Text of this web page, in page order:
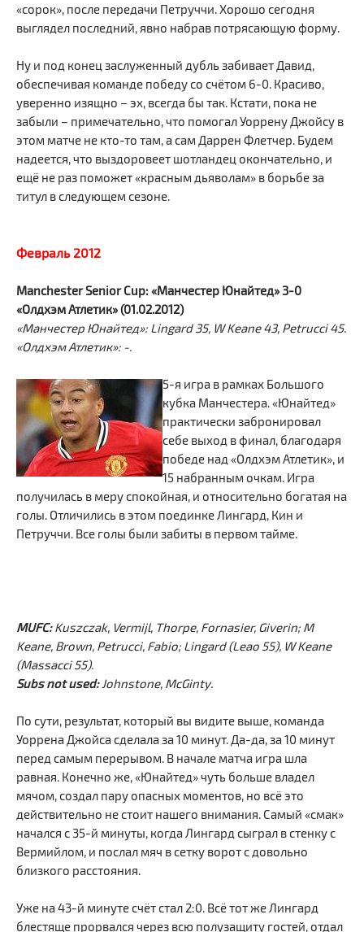
«сорок», после передачи Петруччи. Хорошо сегодня
выглядел последний, явно набрав потрясающую форму.
Ну и под конец заслуженный дубль забивает Давид,
обеспечивая команде победу со счётом 6-0. Красиво,
уверенно изящно – эх, всегда бы так. Кстати, пока не
забыли – примечательно, что помогал Уоррену Джойсу в
этом матче не кто-то там, а сам Даррен Флетчер. Будем
надеется, что выздоровеет шотландец окончательно, и
ещё не раз поможет «красным дьяволам» в борьбе за
титул в следующем сезоне.
Февраль 2012
Manchester Senior Cup: «Манчестер Юнайтед» 3-0
«Олдхэм Атлетик» (01.02.2012)
«Манчестер Юнайтед»: Lingard 35, W Keane 43, Petrucci 45.
«Олдхэм Атлетик»: -.
5-я игра в рамках Большого
кубка Манчестера. «Юнайтед»
практически забронировал
себе выход в финал, благодаря
победе над «Олдхэм Атлетик», и
15 набранным очкам. Игра
получилась в меру спокойная, и относительно богатая на
голы. Отличились в этом поединке Лингард, Кин и
Петруччи. Все голы были забиты в первом тайме.
MUFC:Kuszczak, Vermijl, Thorpe, Fornasier, Giverin; M
Keane, Brown, Petrucci, Fabio; Lingard (Leao 55), W Keane
(Massacci 55).
Subs not used:Johnstone, McGinty.
По сути, результат, который вы видите выше, команда
Уоррена Джойса сделала за 10 минут. Да-да, за 10 минут
перед самым перерывом. В начале матча игра шла
равная. Конечно же, «Юнайтед» чуть больше владел
мячом, создал пару опасных моментов, но всё это
действительно не стоит нашего внимания. Самый «смак»
начался с 35-й минуты, когда Лингард сыграл в стенку с
Вермийлом, и послал мяч в сетку ворот с довольно
близкого расстояния.
Уже на 43-й минуте счёт стал 2:0. Всё тот же Лингард
блестяще прорвался через всю полузащиту гостей, отдал